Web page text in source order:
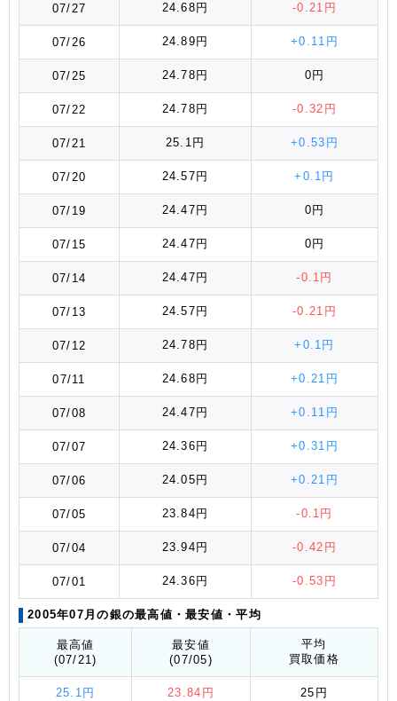
07/27 24.68円 -0.21円
07/26 24.89円 +0.11円
07/25 24.78円 0円
07/22 24.78円 -0.32円
07/21 25.1円 +0.53円
07/20 24.57円 +0.1円
07/19 24.47円 0円
07/15 24.47円 0円
07/14 24.47円 -0.1円
07/13 24.57円 -0.21円
07/12 24.78円 +0.1円
07/11 24.68円 +0.21円
07/08 24.47円 +0.11円
07/07 24.36円 +0.31円
07/06 24.05円 +0.21円
07/05 23.84円 -0.1円
07/04 23.94円 -0.42円
07/01 24.36円 -0.53円
2005年07月の銀の最高値 ・最安値 ・平均
最高値
(07/21)
最安値
(07/05)
平均
買取価格
25.1円 23.84円 25円